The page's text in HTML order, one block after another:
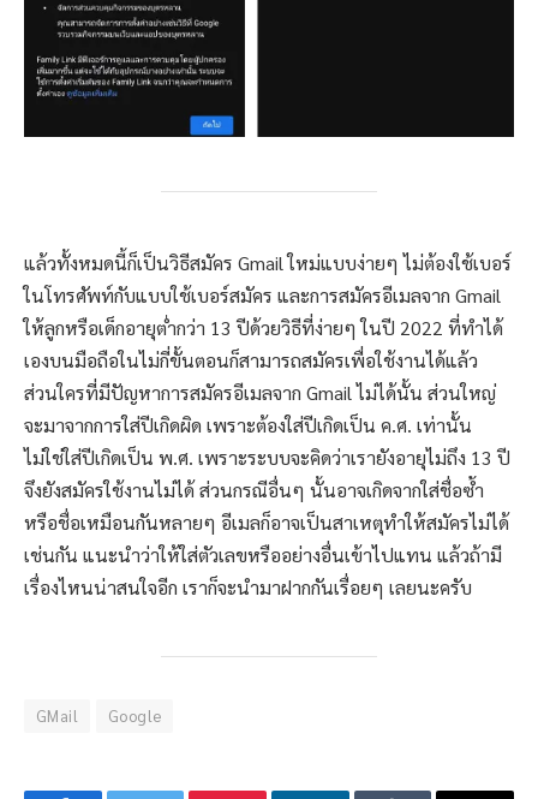
แล้วทั้งหมดนี้ก็เป็นวิธีสมัคร Gmail ใหม่แบบง่ายๆ ไม่ต้องใช้เบอร์
ในโทรศัพท์กับแบบใช้เบอร์สมัคร และการสมัครอีเมลจาก Gmail
ให้ลูกหรือเด็กอายุต่ำกว่า 13 ปีด้วยวิธีที่ง่ายๆ ในปี 2022 ที่ทำได้
เองบนมือถือในไม่กี่ขั้นตอนก็สามารถสมัครเพื่อใช้งานได้แล้ว
ส่วนใครที่มีปัญหาการสมัครอีเมลจาก Gmail ไม่ได้นั้น ส่วนใหญ่
จะมาจากการใส่ปีเกิดผิด เพราะต้องใส่ปีเกิดเป็น ค.ศ. เท่านั้น
ไม่ใช่ใส่ปีเกิดเป็น พ.ศ. เพราะระบบจะคิดว่าเรายังอายุไม่ถึง 13 ปี
จึงยังสมัครใช้งานไม่ได้ ส่วนกรณีอื่นๆ นั้นอาจเกิดจากใส่ชื่อซ้ำ
หรือชื่อเหมือนกันหลายๆ อีเมลก็อาจเป็นสาเหตุทำให้สมัครไม่ได้
เช่นกัน แนะนำว่าให้ใส่ตัวเลขหรืออย่างอื่นเข้าไปแทน แล้วถ้ามี
เรื่องไหนน่าสนใจอีก เราก็จะนำมาฝากกันเรื่อยๆ เลยนะครับ
GMail Google